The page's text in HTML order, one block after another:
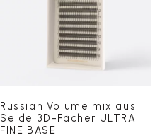
Russian Volume mix aus
Seide 3D-Fächer ULTRA
FINE BASE